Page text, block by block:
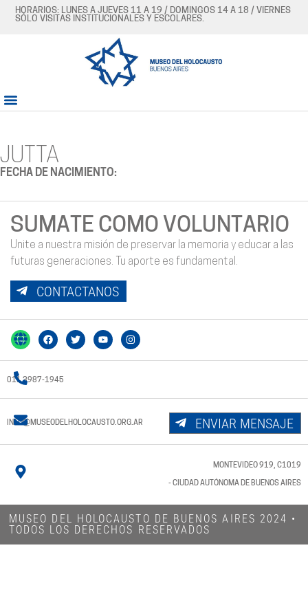
HORARIOS: LUNES A JUEVES 11 A 19 / DOMINGOS 14 A 18 / VIERNES
SÓLO VISITAS INSTITUCIONALES Y ESCOLARES.
JUTTA
FECHA DE NACIMIENTO:
SUMATE COMO VOLUNTARIO
Unite a nuestra misión de preservar la memoria y educar a las
futuras generaciones. Tu aporte es fundamental.
CONTACTANOS
011 3987-1945
INFO@MUSEODELHOLOCAUSTO.ORG.AR ENVIAR MENSAJE
MONTEVIDEO 919, C1019
- CIUDAD AUTÓNOMA DE BUENOS AIRES
MUSEO DEL HOLOCAUSTO DE BUENOS AIRES 2024​ •
TODOS LOS DERECHOS RESERVADOS